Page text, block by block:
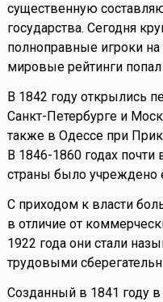
существенную
государства. Сегодня
полноправные игроки
мировые рейтинги
В 1842 году открылись
Санкт-Петербурге и
также в Одессе при
В 1846-1860 годах почти
страны было учреждено
С приходом к власти
в отличие от
1922 года они стали
трудовыми
Созданный в 1841 году